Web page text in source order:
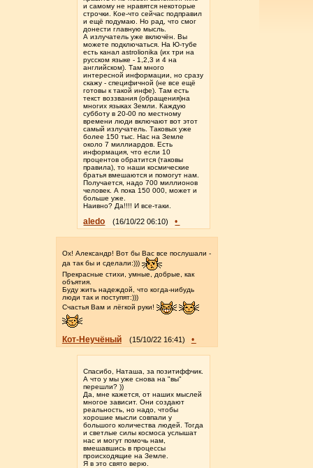
и самому не нравятся некоторые
строчки. Кое-что сейчас подправил
и ещё подумаю. Но рад, что смог
донести главную мысль.
А излучатель уже включён. Вы
можете подключаться. На Ю-тубе
есть канал astrolionika (их три на
русском языке - 1,2,3 и 4 на
английском). Там много
интересной информации, но сразу
скажу - специфичной (не все ещё
готовы к такой инфе). Там есть
текст воззвания (обращения)на
многих языках Земли. Каждую
субботу в 20-00 по местному
времени люди включают вот этот
самый излучатель. Таковых уже
более 150 тыс. Нас на Земле
около 7 миллиардов. Есть
информация, что если 10
процентов обратится (таковы
правила), то наши космические
братья вмешаются и помогут нам.
Получается, надо 700 миллионов
человек. А пока 150 000, может и
больше уже.
Наивно? Да!!!! И все-таки.
aledo (16/10/22 06:10) •
Ох! Александр! Вот бы Вас все послушали -
да так бы и сделали:)))
Прекрасные стихи, умные, добрые, как
объятия.
Буду жить надеждой, что когда-нибудь
люди так и поступят:)))
Счастья Вам и лёгкой руки!
Кот-Неучёный (15/10/22 16:41) •
Спасибо, Наташа, за позитиффчик.
А что у мы уже снова на "вы"
перешли? ))
Да, мне кажется, от наших мыслей
многое зависит. Они создают
реальность, но надо, чтобы
хорошие мысли совпали у
большого количества людей. Тогда
и светлые силы космоса услышат
нас и могут помочь нам,
вмешавшись в процессы
происходящие на Земле.
Я в это свято верю.